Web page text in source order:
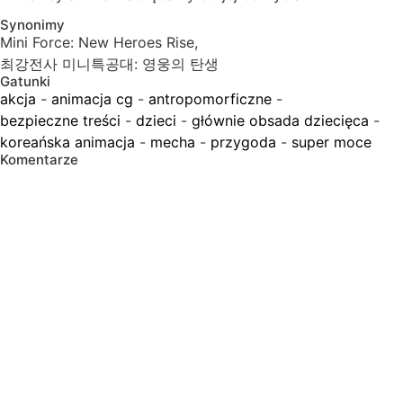
Synonimy
Mini Force: New Heroes Rise,
최강전사 미니특공대: 영웅의 탄생
Gatunki
akcja - animacja cg - antropomorficzne -
bezpieczne treści - dzieci - głównie obsada dziecięca -
koreańska animacja - mecha - przygoda - super moce
Komentarze